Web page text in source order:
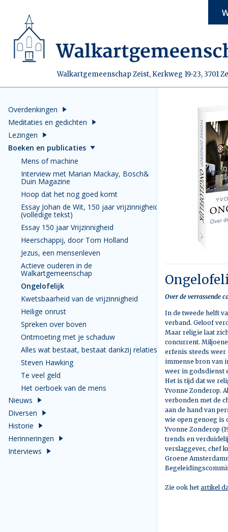
Walkartgemeenschap Zeist, Kerkweg 19-23, 3701
Overdenkingen
Meditaties en gedichten
Lezingen
Boeken en publicaties
Mens of machine
Interview met Marian Mackay, Bosch&
Duin Magazine
Hoop dat het nog goed komt
Essay Johan de Wit, 150 jaar vrijzinnigheid
(volledige tekst)
Essay 150 jaar Vrijzinnigheid
Heerschappij, door Tom Holland
Jezus, een mensenleven
Actieve ouderen in de
Walkartgemeenschap
Ongelofelijk
Kwetsbaarheid van de vrijzinnigheid
Heilige onrust
Spreken over boven
Ontmoeting met je schaduw
Alles wat bestaat, bestaat dankzij relaties
Steven Hawking
Te veel geld
Het oerboek van de mens
Nieuws
Diversen
Historie
Herinneringen
Interviews
Over de verrassende
In de tweede helft
verband. Geloof
Maar religie laat
concurrent.
erfenis steeds weer
immense bron van
weer in godsdienst
Het is tijd dat we
Yvonne Zonderop.
verbonden met de
aan de hand van
wie open genoeg is
Yvonne Zonderop
trends en
verslaggever, chef
Groene
Zie ook hetartikel